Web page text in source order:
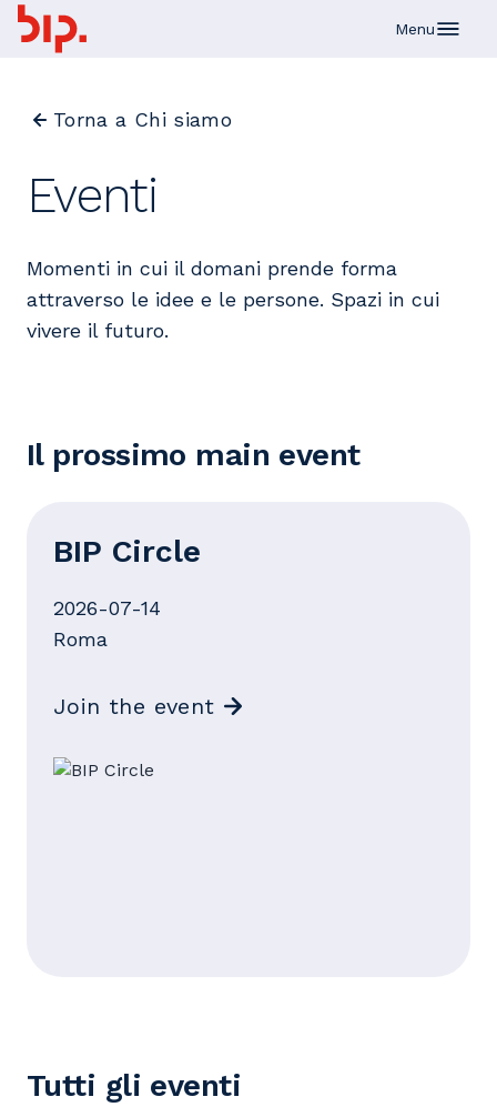
Menu
Torna a Chi siamo
Eventi
Momenti in cui il domani prende forma
attraverso le idee e le persone. Spazi in cui
vivere il futuro.
Il prossimo main event
BIP Circle
2026-07-14
Roma
Join the event
Tutti gli eventi